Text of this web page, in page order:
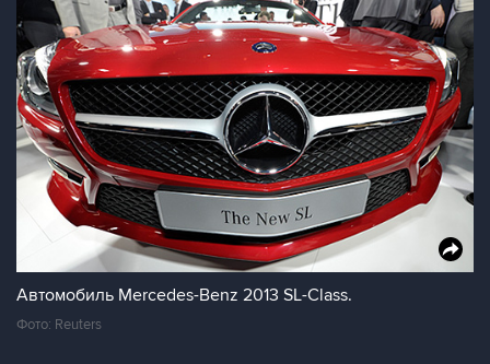
Автомобиль Mercedes-Benz 2013 SL-Class.
Фото: Reuters